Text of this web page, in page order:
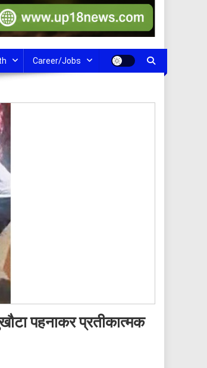
Career/Jobs
पहनाकर प्रतीकात्मक